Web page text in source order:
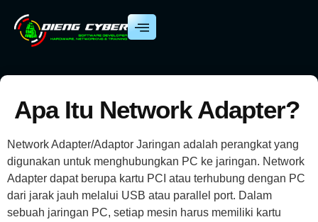
Apa Itu Network Adapter?
Network Adapter/Adaptor Jaringan adalah perangkat yang
digunakan untuk menghubungkan PC ke jaringan. Network
Adapter dapat berupa kartu PCI atau terhubung dengan PC
dari jarak jauh melalui USB atau parallel port. Dalam
sebuah jaringan PC, setiap mesin harus memiliki kartu